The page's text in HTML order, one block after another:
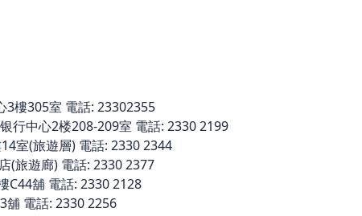
3樓305室 電話: 23302355
行中心2楼208-209室 電話: 2330 2199
室(旅遊層) 電話: 2330 2344
(旅遊廊) 電話: 2330 2377
C44舖 電話: 2330 2128
舖 電話: 2330 2256